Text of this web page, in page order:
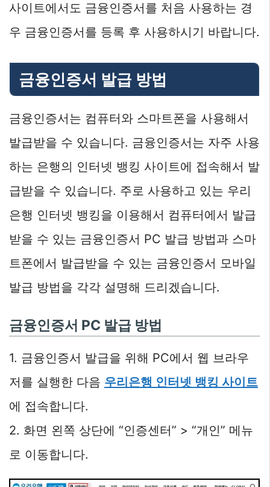
사이트에서도 금융인증서를 처음 사용하는 경
우 금융인증서를 등록 후 사용하시기 바랍니다.
금융인증서 발급 방법
금융인증서는 컴퓨터와 스마트폰을 사용해서
발급받을 수 있습니다. 금융인증서는 자주 사용
하는 은행의 인터넷 뱅킹 사이트에 접속해서 발
급받을 수 있습니다. 주로 사용하고 있는 우리
은행 인터넷 뱅킹을 이용해서 컴퓨터에서 발급
받을 수 있는 금융인증서 PC 발급 방법과 스마
트폰에서 발급받을 수 있는 금융인증서 모바일
발급 방법을 각각 설명해 드리겠습니다.
금융인증서 PC 발급 방법
1. 금융인증서 발급을 위해 PC에서 웹 브라우
저를 실행한 다음 우리은행 인터넷 뱅킹 사이트
에 접속합니다.
2. 화면 왼쪽 상단에 “인증센터” > “개인” 메뉴
로 이동합니다.